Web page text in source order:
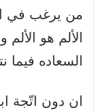
من يرغب في
الألم هو
السعاده